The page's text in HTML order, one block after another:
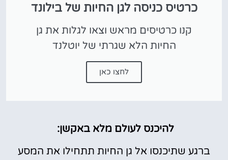
כרטיס כניסה לגן החיות של בילונד
קנו כרטיסים מראש וצאו לגלות את גן
החיות הלא שגרתי של יוטלנד
לחצו כאן
להיכנס לעולם מלא באקשן:
ברגע שתיכנסו אל גן החיות תתחילו את המסע